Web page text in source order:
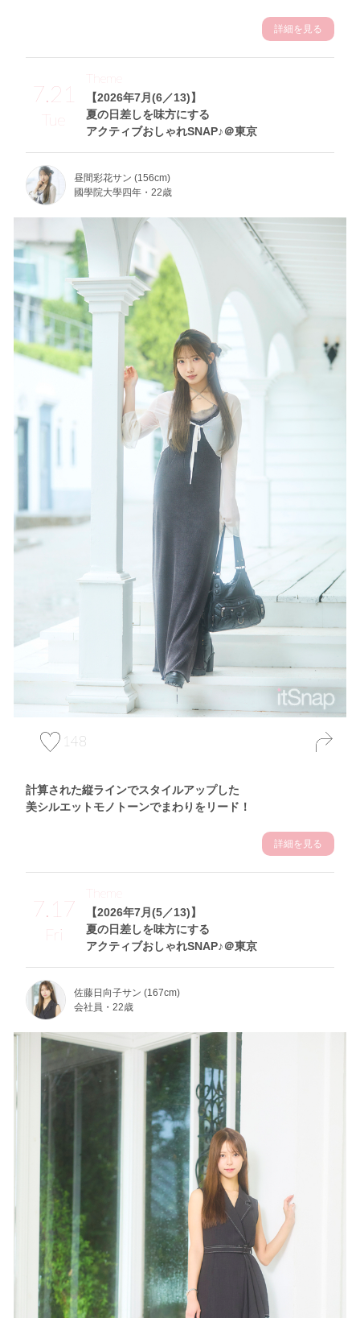
詳細を見る
7.21
Tue
【2026年7月(6／13)】
夏の日差しを味方にする
アクティブおしゃれSNAP♪＠東京
Theme
昼間彩花サン (156cm)
國學院大學四年・22歳
148
計算された縦ラインでスタイルアップした
美シルエットモノトーンでまわりをリード！
詳細を見る
7.17
Fri
【2026年7月(5／13)】
夏の日差しを味方にする
アクティブおしゃれSNAP♪＠東京
Theme
佐藤日向子サン (167cm)
会社員・22歳